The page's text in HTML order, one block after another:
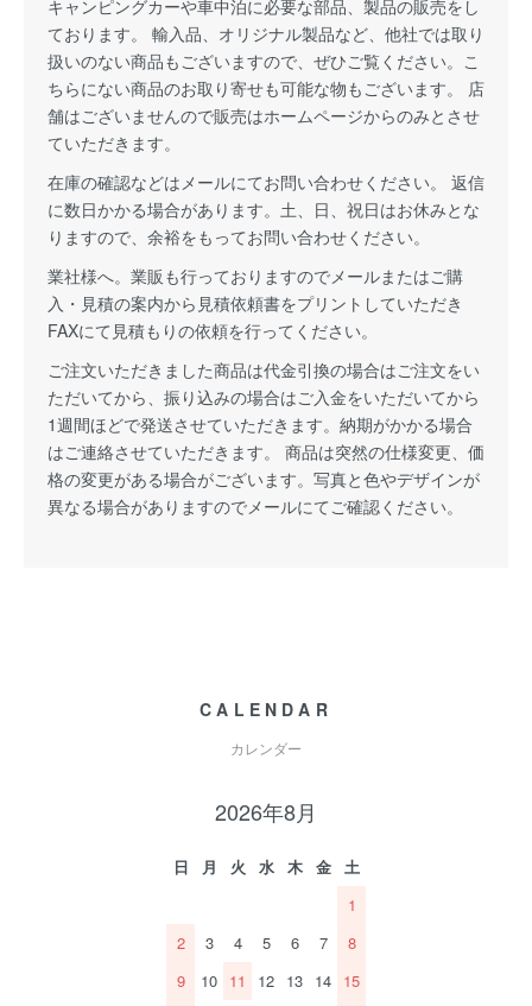
キャンピングカーや車中泊に必要な部品、製品の販売をし
ております。 輸入品、オリジナル製品など、他社では取り
扱いのない商品もございますので、ぜひご覧ください。こ
ちらにない商品のお取り寄せも可能な物もございます。 店
舗はございませんので販売はホームページからのみとさせ
ていただきます。
在庫の確認などはメールにてお問い合わせください。 返信
に数日かかる場合があります。土、日、祝日はお休みとな
りますので、余裕をもってお問い合わせください。
業社様へ。業販も行っておりますのでメールまたはご購
入・見積の案内から見積依頼書をプリントしていただき
FAXにて見積もりの依頼を行ってください。
ご注文いただきました商品は代金引換の場合はご注文をい
ただいてから、振り込みの場合はご入金をいただいてから
1週間ほどで発送させていただきます。納期がかかる場合
はご連絡させていただきます。 商品は突然の仕様変更、価
格の変更がある場合がございます。写真と色やデザインが
異なる場合がありますのでメールにてご確認ください。
CALENDAR
カレンダー
2026年8月
日 月 火 水 木 金
土
1
2
3 4 5 6 7
8
9
10 11 12 13 14 15